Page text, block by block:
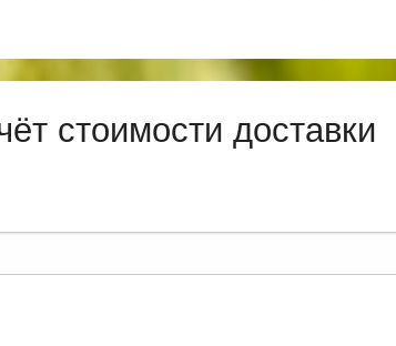
стоимости доставки